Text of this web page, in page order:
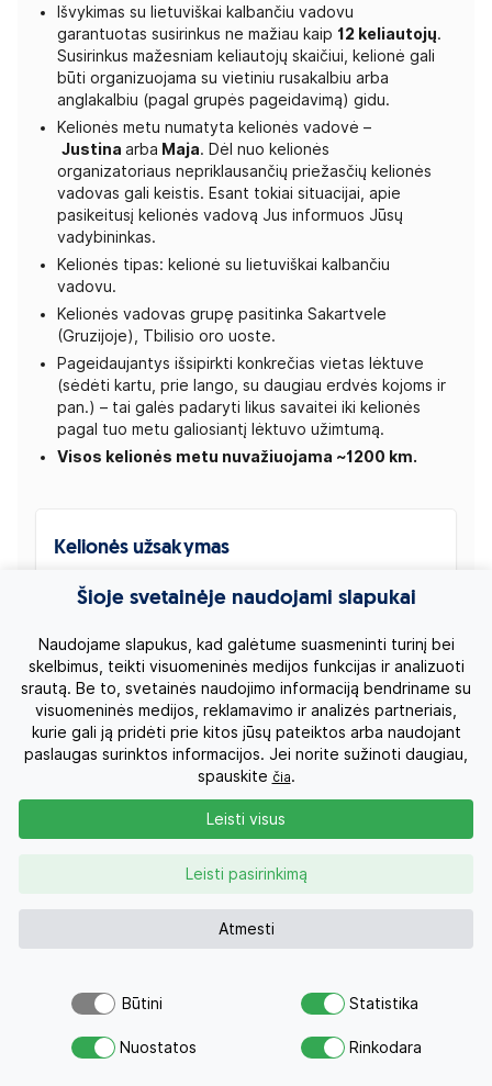
Išvykimas su lietuviškai kalbančiu vadovu
garantuotas susirinkus ne mažiau kaip 12 keliautojų.
Susirinkus mažesniam keliautojų skaičiui, kelionė gali
būti organizuojama su vietiniu rusakalbiu arba
anglakalbiu (pagal grupės pageidavimą) gidu.
Kelionės metu numatyta kelionės vadovė –
Justina arba Maja. Dėl nuo kelionės
organizatoriaus nepriklausančių priežasčių kelionės
vadovas gali keistis. Esant tokiai situacijai, apie
pasikeitusį kelionės vadovą Jus informuos Jūsų
vadybininkas.
Kelionės tipas: kelionė su lietuviškai kalbančiu
vadovu.
Kelionės vadovas grupę pasitinka Sakartvele
(Gruzijoje), Tbilisio oro uoste.
Pageidaujantys išsipirkti konkrečias vietas lėktuve
(sėdėti kartu, prie lango, su daugiau erdvės kojoms ir
pan.) – tai galės padaryti likus savaitei iki kelionės
pagal tuo metu galiosiantį lėktuvo užimtumą.
Visos kelionės metu nuvažiuojama ~1200 km.
Kelionės užsakymas
Keliautojų skaičius:
Kelionės data
Nuo €
Savo svajonių atostogoms
domėjosi 30 žmonių
Šioje svetainėje naudojami slapukai
Naudojame slapukus, kad galėtume suasmeninti turinį bei
skelbimus, teikti visuomeninės medijos funkcijas ir analizuoti
srautą. Be to, svetainės naudojimo informaciją bendriname su
visuomeninės medijos, reklamavimo ir analizės partneriais,
kurie gali ją pridėti prie kitos jūsų pateiktos arba naudojant
paslaugas surinktos informacijos. Jei norite sužinoti daugiau,
spauskite čia.
Atmesti
Leisti pasirinkimą
Leisti visus
Būtini Statistika
Nuostatos Rinkodara